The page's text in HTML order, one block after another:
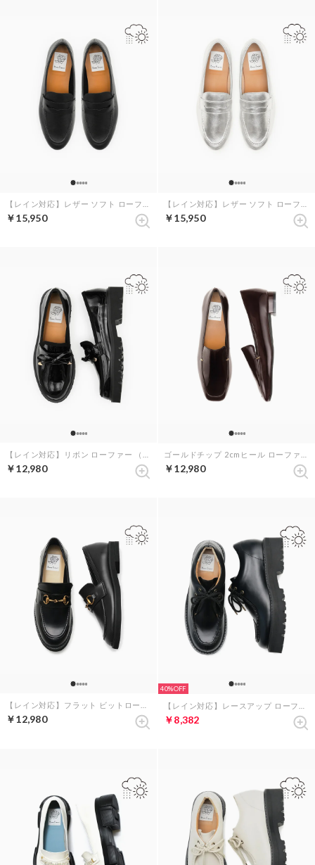
￥15,950 ￥15,950
￥12,980 ￥12,980
￥12,980
40%
￥8,382